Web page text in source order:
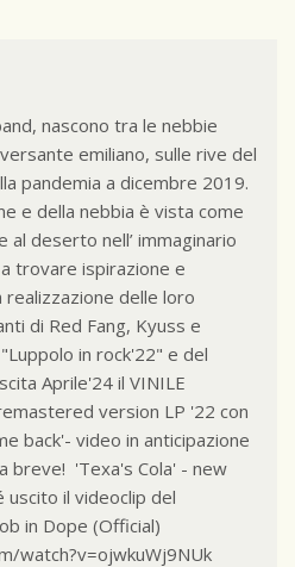
nascono tra le nebbie
emiliano, sulle rive del
pandemia a dicembre 2019.
e della nebbia è vista come
deserto nell’ immaginario
trovare ispirazione e
realizzazione delle loro
di Red Fang, Kyuss e
in rock'22" e del
Aprile'24 il VINILE
version LP '22 con
back'- video in anticipazione
breve! 'Texa's Cola' - new
uscito il videoclip del
in Dope (Official)
watch?v=ojwkuWj9NUk